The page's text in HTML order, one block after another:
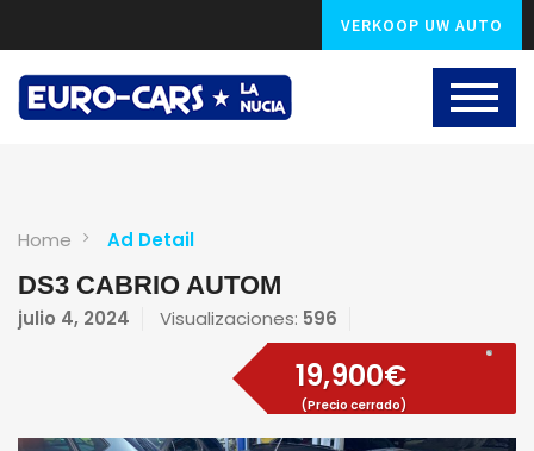
VERKOOP UW AUTO
Home Ad Detail
DS3 CABRIO AUTOM
julio 4, 2024 Visualizaciones: 596
19,900€
(Precio cerrado)